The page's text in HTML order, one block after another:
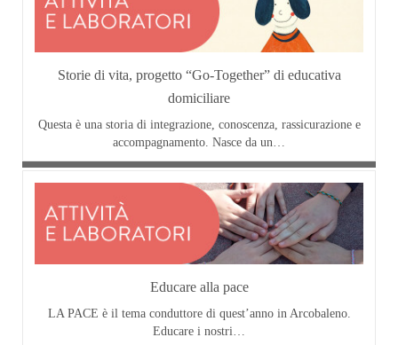
Storie di vita, progetto “Go-Together” di educativa
domiciliare
Questa è una storia di integrazione, conoscenza, rassicurazione e
accompagnamento. Nasce da un…
Educare alla pace
LA PACE è il tema conduttore di quest’anno in Arcobaleno.
Educare i nostri…